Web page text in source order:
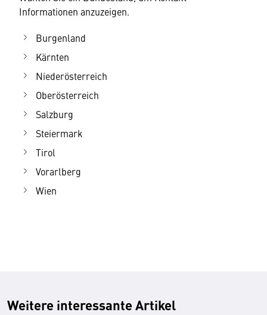
Informationen anzuzeigen.
Burgenland
Kärnten
Niederösterreich
Oberösterreich
Salzburg
Steiermark
Tirol
Vorarlberg
Wien
Weitere interessante Artikel